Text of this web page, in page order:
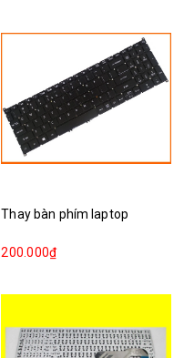
Thay bàn phím laptop
200.000₫